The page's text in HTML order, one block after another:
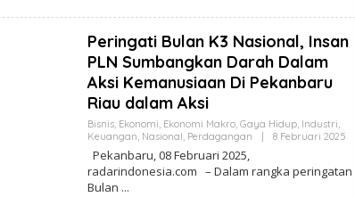
E
A
Peringati Bulan K3 Nasional, Insan
PLN Sumbangkan Darah Dalam
Aksi Kemanusiaan Di Pekanbaru
Riau dalam Aksi
Bisnis, Ekonomi, Ekonomi Makro, Gaya Hidup, Industri,
Keuangan, Nasional, Perdagangan 8 Februari 2025
H
Pekanbaru, 08 Februari 2025,
radarindonesia.com – Dalam rangka peringatan
Bulan